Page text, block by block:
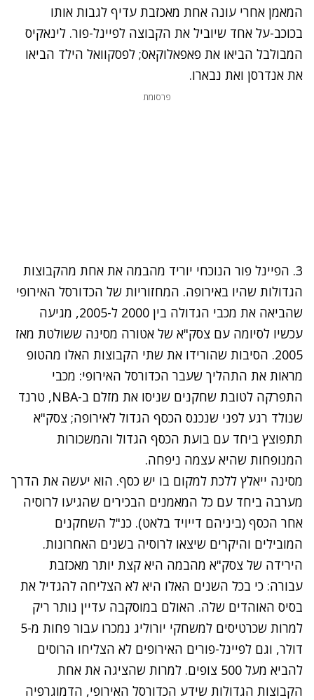
המאמן אחרי עונה אחת מאכזבת עדיף לגבות אותו
בכוכב-על אחד שיוביל את הקבוצה לפיינל-פור. לינאקיס
המבולבל הביאו את פאפאלוקאס; לפסקוואל הילד הביאו
את אנדרסן ואת נבארו.
פרסומת
3. הפיינל פור הנוכחי יוריד מהבמה את אחת מהקבוצות
הגדולות שהיו באירופה. המחזוריות של הכדורסל האירופי
שהביאה את מכבי הגדולה בין 2000 ל-2005, מגיעה
עכשיו לסיומה עם צסק"א של אטורה מסינה ששולטת מאז
2005. הסיבות שהורידו את שתי הקבוצות האלו מהטופ
מראות את התהליך שעבר הכדורסל האירופי: מכבי
התפרקה לטובת שחקנים שניסו את מזלם ב-NBA, טרנד
שנולד רגע לפני שנכנס הכסף הגדול לאירופה; צסק"א
תתפוצץ ביחד עם בועת הכסף הגדול והמשכורות
המנופחות שהיא עצמה ניפחה.
מסינה ייאלץ ללכת למקום בו יש כסף. הוא יעשה את הדרך
מערבה ביחד עם כל המאמנים הבכירים שהגיעו לרוסיה
אחר הכסף (ביניהם דייויד בלאט). כנ"ל השחקנים
המובילים והיקרים שיצאו לרוסיה בשנים האחרונות.
הירידה של צסק"א מהבמה היא קצת יותר מאכזבת
עבורה: כי בכל השנים האלו היא לא הצליחה להגדיל את
בסיס האוהדים שלה. האולם במוסקבה עדיין נותר ריק
למרות שכרטיסים למשחקי יורוליג נמכרו עבור פחות מ-5
דולר, וגם לפיינל-פורים האירופים לא הצליחו הרוסים
להביא מעל 500 צופים. למרות שהציגה את אחת
הקבוצות הגדולות שידע הכדורסל האירופי, הדמוגרפיה